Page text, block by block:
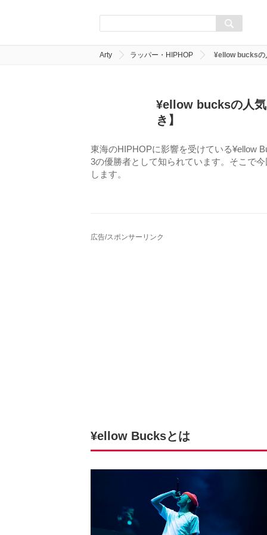
Arty ラッパー・HIPHOP ¥ellow bucksの
¥ellow bucksの人気
き】
東海のHIPHOPに影響を受けている¥ellow
3の優勝者として知られています。そこで
します。
広告/スポンサーリンク
¥ellow Bucksとは